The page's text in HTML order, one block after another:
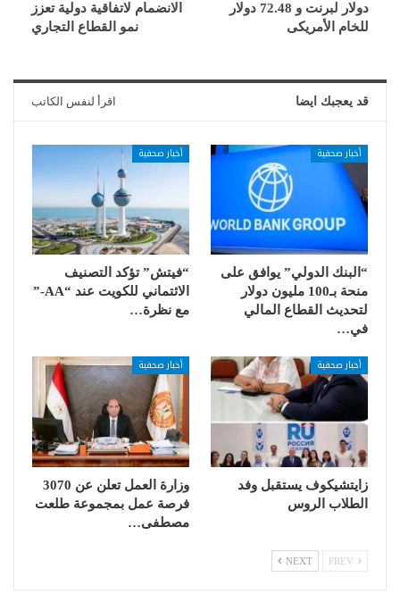
دولار لبرنت و 72.48 دولار
للخام الأمريكى
الانضمام لاتفاقية دولية تعزز
نمو القطاع التجاري
قد يعجبك ايضا اقرأ لنفس الكاتب
أخبار صحفية
“البنك الدولي” يوافق على
منحة بـ100 مليون دولار
لتحديث القطاع المالي
في…
أخبار صحفية
“فيتش” تؤكد التصنيف
الائتماني للكويت عند “AA-”
مع نظرة…
أخبار صحفية
زايتشيكوف يستقبل وفد
الطلاب الروس
أخبار صحفية
وزارة العمل تعلن عن 3070
فرصة عمل بمجموعة طلعت
مصطفى…
NEXT